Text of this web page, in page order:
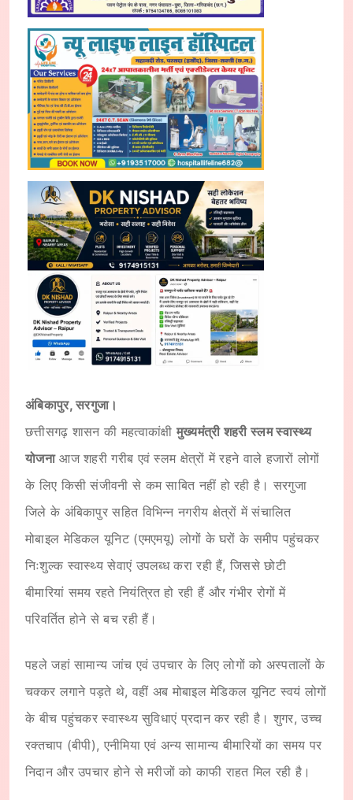
अंबिकापुर, सरगुजा।
छत्तीसगढ़ शासन की महत्वाकांक्षीमुख्यमंत्री शहरी स्लम स्वास्थ्य
योजनाआज शहरी गरीब एवं स्लम क्षेत्रों में रहने वाले हजारों लोगों
के लिए किसी संजीवनी से कम साबित नहीं हो रही है। सरगुजा
जिले के अंबिकापुर सहित विभिन्न नगरीय क्षेत्रों में संचालित
मोबाइल मेडिकल यूनिट (एमएमयू) लोगों के घरों के समीप पहुंचकर
निःशुल्क स्वास्थ्य सेवाएं उपलब्ध करा रही हैं, जिससे छोटी
बीमारियां समय रहते नियंत्रित हो रही हैं और गंभीर रोगों में
परिवर्तित होने से बच रही हैं।
पहले जहां सामान्य जांच एवं उपचार के लिए लोगों को अस्पतालों के
चक्कर लगाने पड़ते थे, वहीं अब मोबाइल मेडिकल यूनिट स्वयं लोगों
के बीच पहुंचकर स्वास्थ्य सुविधाएं प्रदान कर रही है। शुगर, उच्च
रक्तचाप (बीपी), एनीमिया एवं अन्य सामान्य बीमारियों का समय पर
निदान और उपचार होने से मरीजों को काफी राहत मिल रही है।